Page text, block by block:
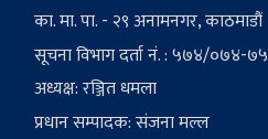
का. मा. पा. - २९ अनामनगर, काठमाडौं
सूचना विभाग दर्ता नं. : ५७४/०७४-७५
अध्यक्ष: रञ्जित धमला
प्रधान सम्पादक: संजना मल्ल